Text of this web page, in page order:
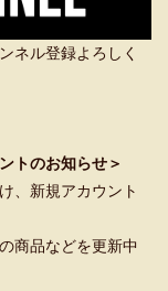
ネル登録よろしく
トのお知らせ＞
、新規アカウント
商品などを更新中